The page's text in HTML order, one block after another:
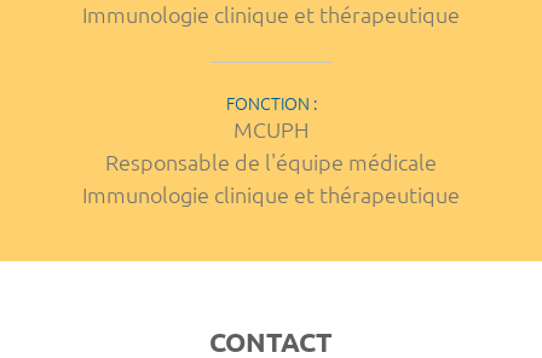
Immunologie clinique et thérapeutique
FONCTION :
MCUPH
Responsable de l'équipe médicale
Immunologie clinique et thérapeutique
CONTACT